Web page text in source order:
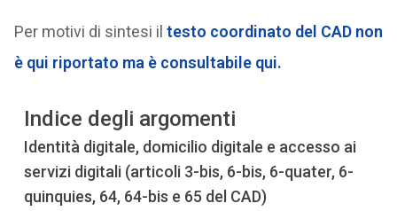
Per motivi di sintesi il testo coordinato del CAD non
è qui riportato ma è consultabile qui.
Indice degli argomenti
Identità digitale, domicilio digitale e accesso ai
servizi digitali (articoli 3-bis, 6-bis, 6-quater, 6-
quinquies, 64, 64-bis e 65 del CAD)